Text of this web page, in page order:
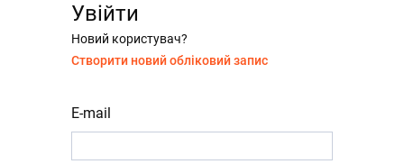
Увійти
Новий користувач?
Створити новий обліковий запис
E-mail